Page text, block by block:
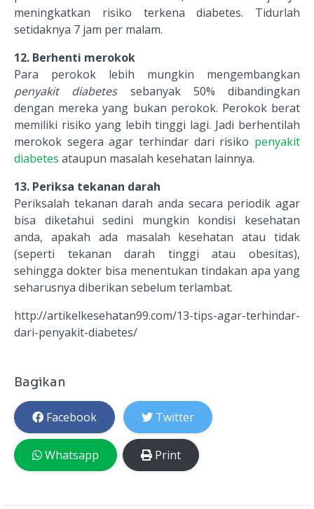
meningkatkan risiko terkena diabetes. Tidurlah
setidaknya 7 jam per malam.
12. Berhenti merokok
Para perokok lebih mungkin mengembangkan
penyakit diabetessebanyak 50% dibandingkan
dengan mereka yang bukan perokok. Perokok berat
memiliki risiko yang lebih tinggi lagi. Jadi berhentilah
merokok segera agar terhindar dari risiko penyakit
diabetes ataupun masalah kesehatan lainnya.
13. Periksa tekanan darah
Periksalah tekanan darah anda secara periodik agar
bisa diketahui sedini mungkin kondisi kesehatan
anda, apakah ada masalah kesehatan atau tidak
(seperti tekanan darah tinggi atau obesitas),
sehingga dokter bisa menentukan tindakan apa yang
seharusnya diberikan sebelum terlambat.
http://artikelkesehatan99.com/13-tips-agar-terhindar-
dari-penyakit-diabetes/
Bagikan
Facebook Twitter
Whatsapp Print